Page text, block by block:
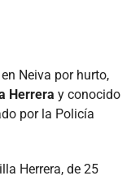
Neiva por hurto,
Herrera y conocido
por la Policía
Herrera, de 25